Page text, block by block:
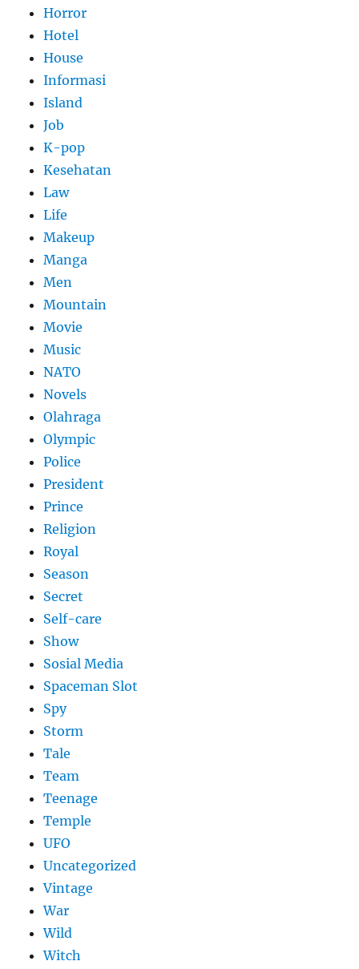
Horror
Hotel
House
Informasi
Island
Job
K-pop
Kesehatan
Law
Life
Makeup
Manga
Men
Mountain
Movie
Music
NATO
Novels
Olahraga
Olympic
Police
President
Prince
Religion
Royal
Season
Secret
Self-care
Show
Sosial Media
Spaceman Slot
Spy
Storm
Tale
Team
Teenage
Temple
UFO
Uncategorized
Vintage
War
Wild
Witch